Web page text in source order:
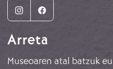
InstagramFacebook
Arreta
Museoaren atal batzuk